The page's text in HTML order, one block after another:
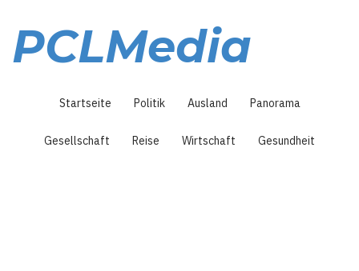
Inhalt
PCLMedia
Startseite Politik Ausland Panorama
Gesellschaft Reise Wirtschaft Gesundheit